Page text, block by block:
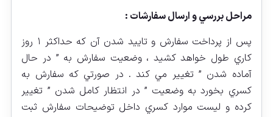
مراحل بررسي و ارسال سفارشات :
پس از پرداخت سفارش و تاييد شدن آن كه حداكثر ۱ روز
كاري طول خواهد كشيد ،‌ وضعيت سفارش به ” در حال
آماده شدن ” تغيير مي كند . در صورتي كه سفارش به
كسري بخورد به وضعيت ” در انتظار كامل شدن ” تغيير
كرده و ليست موارد كسري داخل توضيحات سفارش ثبت